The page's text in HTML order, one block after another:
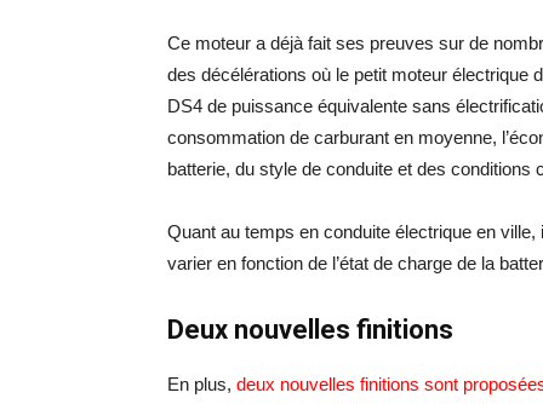
Ce moteur a déjà fait ses preuves sur de
des décélérations où le petit moteur électrique
DS4 de puissance équivalente sans
consommation de carburant en moyenne,
batterie, du style de conduite et des conditions
Quant au temps en conduite électrique en
varier en fonction de l’état de charge de la
Deux nouvelles finitions
En plus, deux nouvelles finitions sont